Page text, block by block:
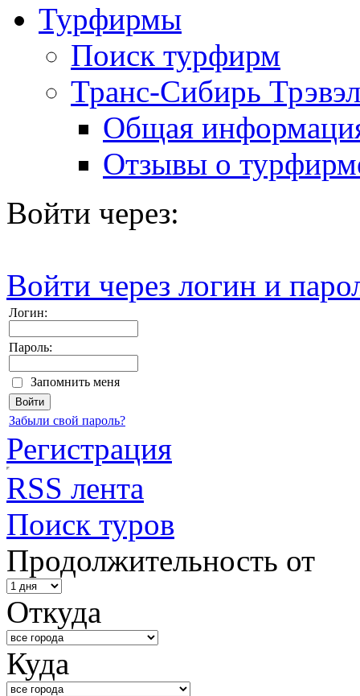
Турфирмы
Поиск турфирм
Транс-Сибирь Трэвэл
Общая
Отзывы о
Войти через:
Войти через логин и
Логин:
Пароль:
Запомнить меня
Забыли свой пароль?
Регистрация
RSS лента
Поиск туров
Продолжительность от
Откуда
Куда